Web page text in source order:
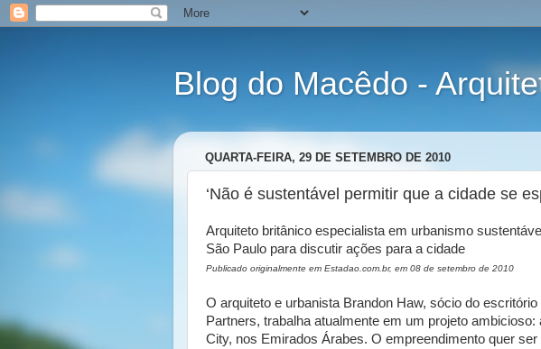
Blog do Macêdo -
QUARTA-FEIRA, 29 DE SETEMBRO DE 2010
‘Não é sustentável permitir que a cidade se
Arquiteto britânico especialista em urbanismo
São Paulo para discutir ações para a cidade
Publicado originalmente em Estadao.com.br, em 08 de setembro de 2010
O arquiteto e urbanista Brandon Haw, sócio do
Partners, trabalha atualmente em um projeto
City, nos Emirados Árabes. O empreendimento quer